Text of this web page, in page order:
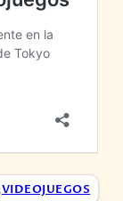
VIDEOJUEGOS